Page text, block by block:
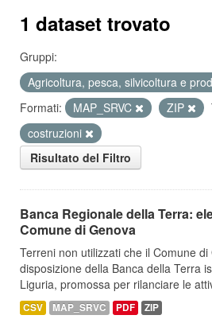
1 dataset trovato
Gruppi:
Agricoltura, pesca, silvicoltura e
Formati:
MAP_SRVC ZIP
costruzioni
Risultato del Filtro
Banca Regionale della Terra:
Comune di Genova
Terreni non utilizzati che il Comune
disposizione della Banca della Terra
Liguria, promossa per rilanciare le
CSV MAP_SRVC PDF ZIP